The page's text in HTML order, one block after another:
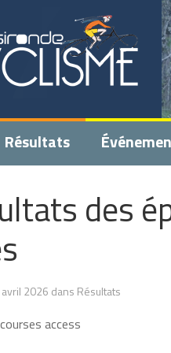
Résultats
des
2026 dans Résultats
access